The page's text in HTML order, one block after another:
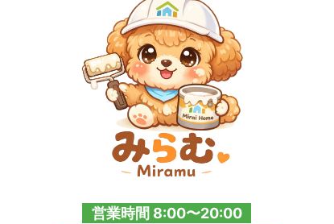
営業時間 8:00〜20:00